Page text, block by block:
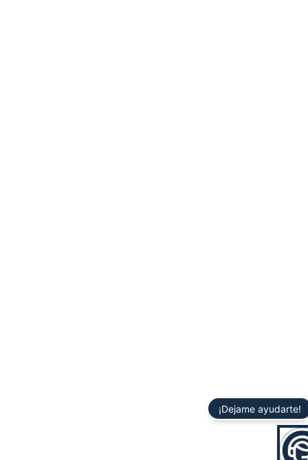
¡Dejame ayudarte!